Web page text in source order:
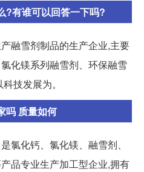
?有谁可以回答一下吗?
融雪剂制品的生产企业,主要
化镁系列融雪剂、环保融雪
技发展为。
吗 质量如何
氯化钙、氯化镁、融雪剂、
品专业生产加工型企业,拥有